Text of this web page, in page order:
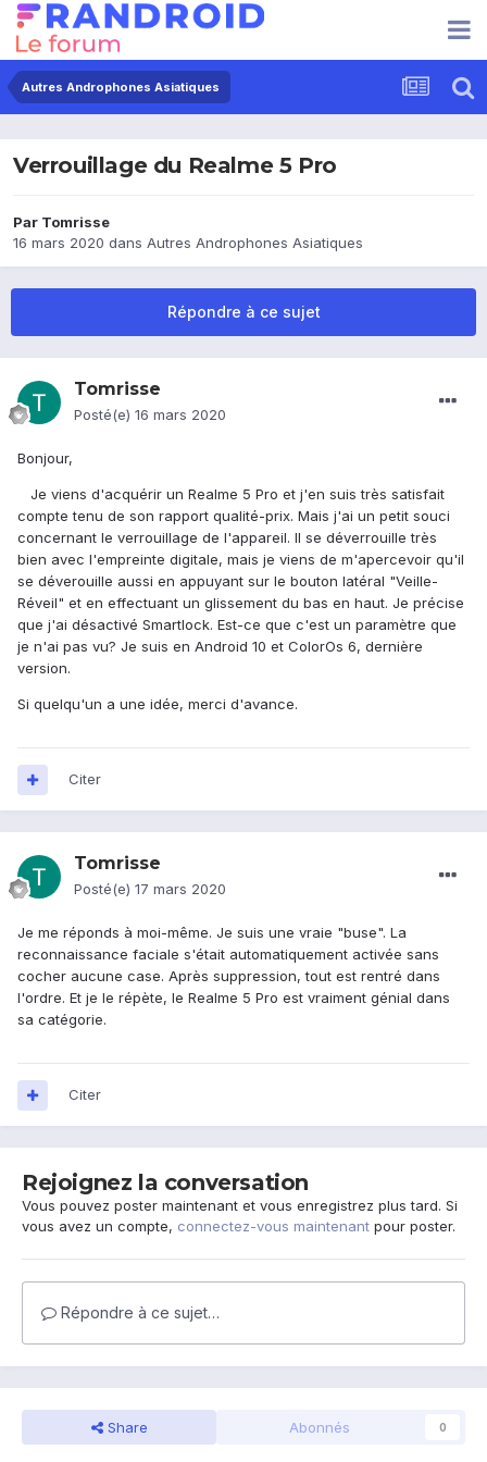
Autres Androphones Asiatiques
Verrouillage du Realme 5 Pro
Par Tomrisse
16 mars 2020 dans Autres Androphones Asiatiques
Répondre à ce sujet
Tomrisse
Posté(e) 16 mars 2020
Bonjour,
Je viens d'acquérir un Realme 5 Pro et j'en suis très satisfait
compte tenu de son rapport qualité-prix. Mais j'ai un petit souci
concernant le verrouillage de l'appareil. Il se déverrouille très
bien avec l'empreinte digitale, mais je viens de m'apercevoir qu'il
se déverouille aussi en appuyant sur le bouton latéral "Veille-
Réveil" et en effectuant un glissement du bas en haut. Je précise
que j'ai désactivé Smartlock. Est-ce que c'est un paramètre que
je n'ai pas vu? Je suis en Android 10 et ColorOs 6, dernière
version.
Si quelqu'un a une idée, merci d'avance.
Citer
Tomrisse
Posté(e) 17 mars 2020
Je me réponds à moi-même. Je suis une vraie "buse". La
reconnaissance faciale s'était automatiquement activée sans
cocher aucune case. Après suppression, tout est rentré dans
l'ordre. Et je le répète, le Realme 5 Pro est vraiment génial dans
sa catégorie.
Citer
Rejoignez la conversation
Vous pouvez poster maintenant et vous enregistrez plus tard. Si
vous avez un compte, connectez-vous maintenant pour poster.
Répondre à ce sujet…
Share Abonnés 0